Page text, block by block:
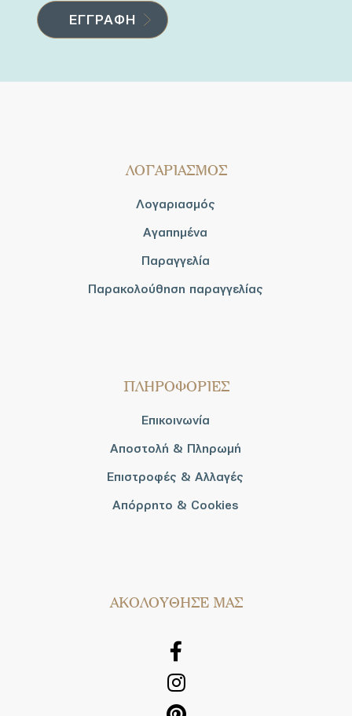
ΛΟΓΑΡΙΑΣΜΟΣ
Λογαριασμός
Αγαπημένα
Παραγγελία
Παρακολούθηση παραγγελίας
ΠΛΗΡΟΦΟΡΙΕΣ
Επικοινωνία
Αποστολή & Πληρωμή
Επιστροφές & Αλλαγές
Απόρρητο & Cookies
AΚΟΛΟΥΘΗΣΕ ΜΑΣ